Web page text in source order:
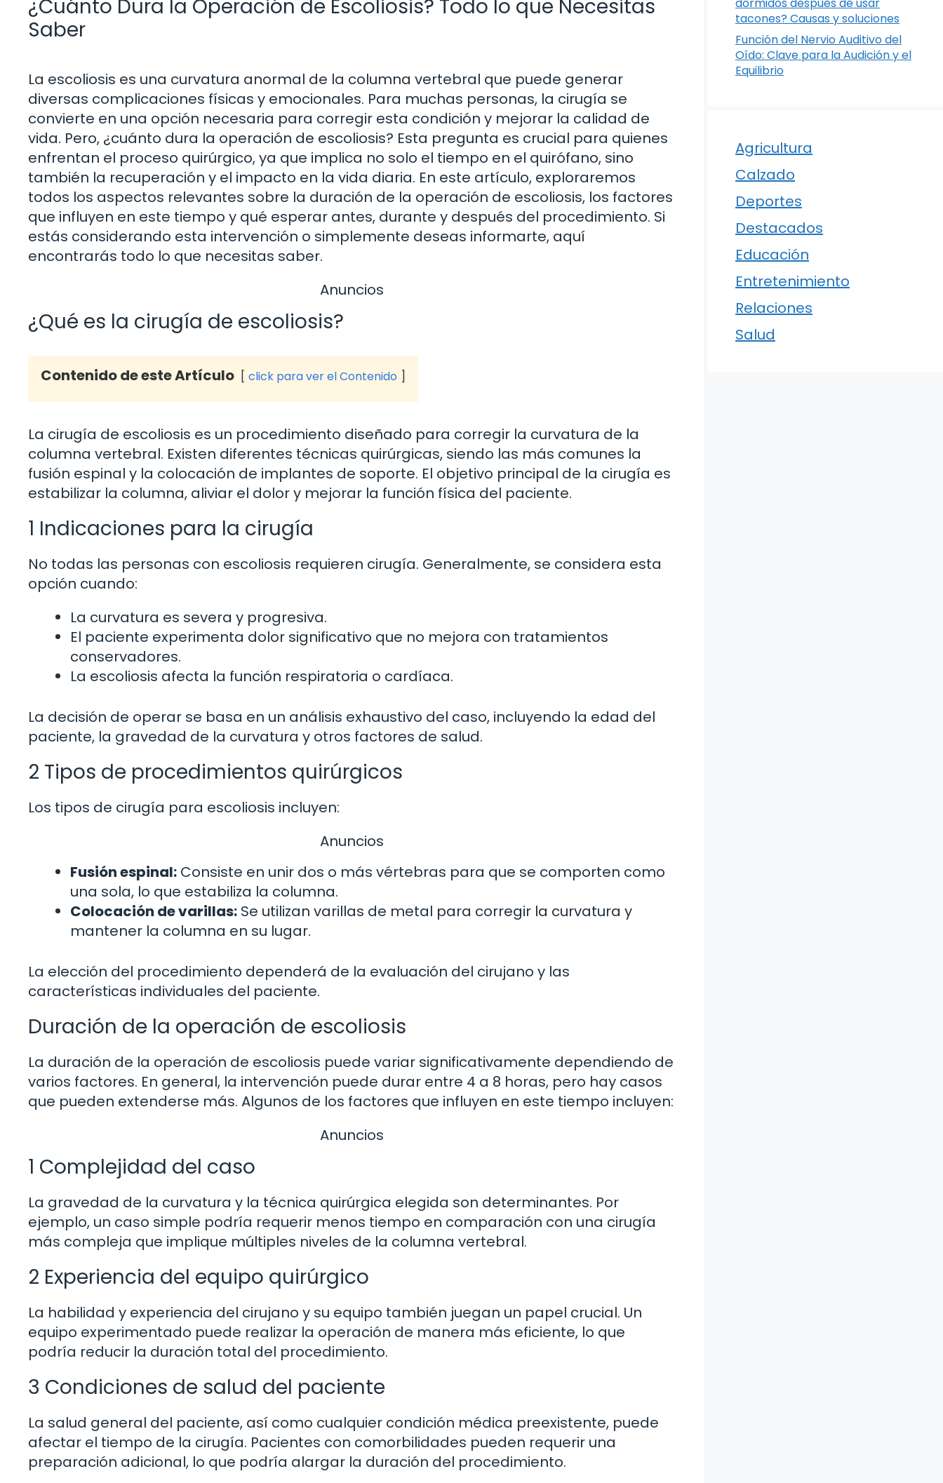
¿Cuánto Dura la Operación de Escoliosis? Todo lo que Necesitas
Saber
La escoliosis es una curvatura anormal de la columna vertebral que puede generar
diversas complicaciones físicas y emocionales. Para muchas personas, la cirugía se
convierte en una opción necesaria para corregir esta condición y mejorar la calidad de
vida. Pero, ¿cuánto dura la operación de escoliosis? Esta pregunta es crucial para quienes
enfrentan el proceso quirúrgico, ya que implica no solo el tiempo en el quirófano, sino
también la recuperación y el impacto en la vida diaria. En este artículo, exploraremos
todos los aspectos relevantes sobre la duración de la operación de escoliosis, los factores
que influyen en este tiempo y qué esperar antes, durante y después del procedimiento. Si
estás considerando esta intervención o simplemente deseas informarte, aquí
encontrarás todo lo que necesitas saber.
Anuncios
¿Qué es la cirugía de escoliosis?
Contenido de este Artículo click para ver el Contenido
La cirugía de escoliosis es un procedimiento diseñado para corregir la curvatura de la
columna vertebral. Existen diferentes técnicas quirúrgicas, siendo las más comunes la
fusión espinal y la colocación de implantes de soporte. El objetivo principal de la cirugía es
estabilizar la columna, aliviar el dolor y mejorar la función física del paciente.
1 Indicaciones para la cirugía
No todas las personas con escoliosis requieren cirugía. Generalmente, se considera esta
opción cuando:
La curvatura es severa y progresiva.
El paciente experimenta dolor significativo que no mejora con tratamientos
conservadores.
La escoliosis afecta la función respiratoria o cardíaca.
La decisión de operar se basa en un análisis exhaustivo del caso, incluyendo la edad del
paciente, la gravedad de la curvatura y otros factores de salud.
2 Tipos de procedimientos quirúrgicos
Los tipos de cirugía para escoliosis incluyen:
Anuncios
Fusión espinal: Consiste en unir dos o más vértebras para que se comporten como
una sola, lo que estabiliza la columna.
Colocación de varillas: Se utilizan varillas de metal para corregir la curvatura y
mantener la columna en su lugar.
La elección del procedimiento dependerá de la evaluación del cirujano y las
características individuales del paciente.
Duración de la operación de escoliosis
La duración de la operación de escoliosis puede variar significativamente dependiendo de
varios factores. En general, la intervención puede durar entre 4 a 8 horas, pero hay casos
que pueden extenderse más. Algunos de los factores que influyen en este tiempo incluyen:
Anuncios
1 Complejidad del caso
La gravedad de la curvatura y la técnica quirúrgica elegida son determinantes. Por
ejemplo, un caso simple podría requerir menos tiempo en comparación con una cirugía
más compleja que implique múltiples niveles de la columna vertebral.
2 Experiencia del equipo quirúrgico
La habilidad y experiencia del cirujano y su equipo también juegan un papel crucial. Un
equipo experimentado puede realizar la operación de manera más eficiente, lo que
podría reducir la duración total del procedimiento.
3 Condiciones de salud del paciente
La salud general del paciente, así como cualquier condición médica preexistente, puede
afectar el tiempo de la cirugía. Pacientes con comorbilidades pueden requerir una
preparación adicional, lo que podría alargar la duración del procedimiento.
tacones? Causas y soluciones
Función del Nervio Auditivo del
Oído: Clave para la Audición y el
Equilibrio
Agricultura
Calzado
Deportes
Destacados
Educación
Entretenimiento
Relaciones
Salud